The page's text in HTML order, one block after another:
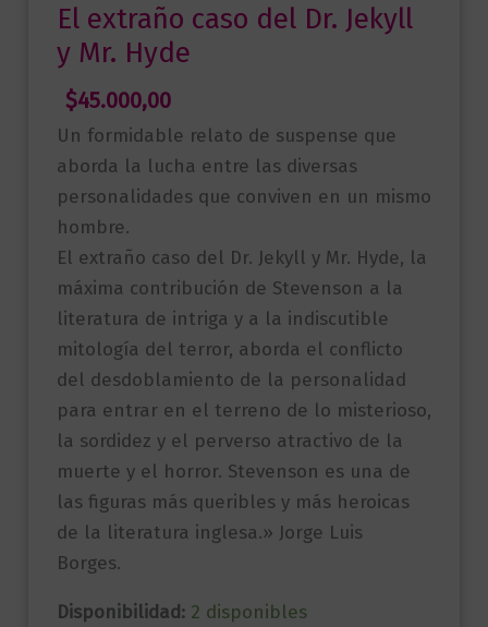
El extraño caso del Dr. Jekyll
y Mr. Hyde
$45.000,00
Un formidable relato de suspense que
aborda la lucha entre las diversas
personalidades que conviven en un mismo
hombre.
El extraño caso del Dr. Jekyll y Mr. Hyde, la
máxima contribución de Stevenson a la
literatura de intriga y a la indiscutible
mitología del terror, aborda el conflicto
del desdoblamiento de la personalidad
para entrar en el terreno de lo misterioso,
la sordidez y el perverso atractivo de la
muerte y el horror. Stevenson es una de
las figuras más queribles y más heroicas
de la literatura inglesa.» Jorge Luis
Borges.
Disponibilidad: 2 disponibles